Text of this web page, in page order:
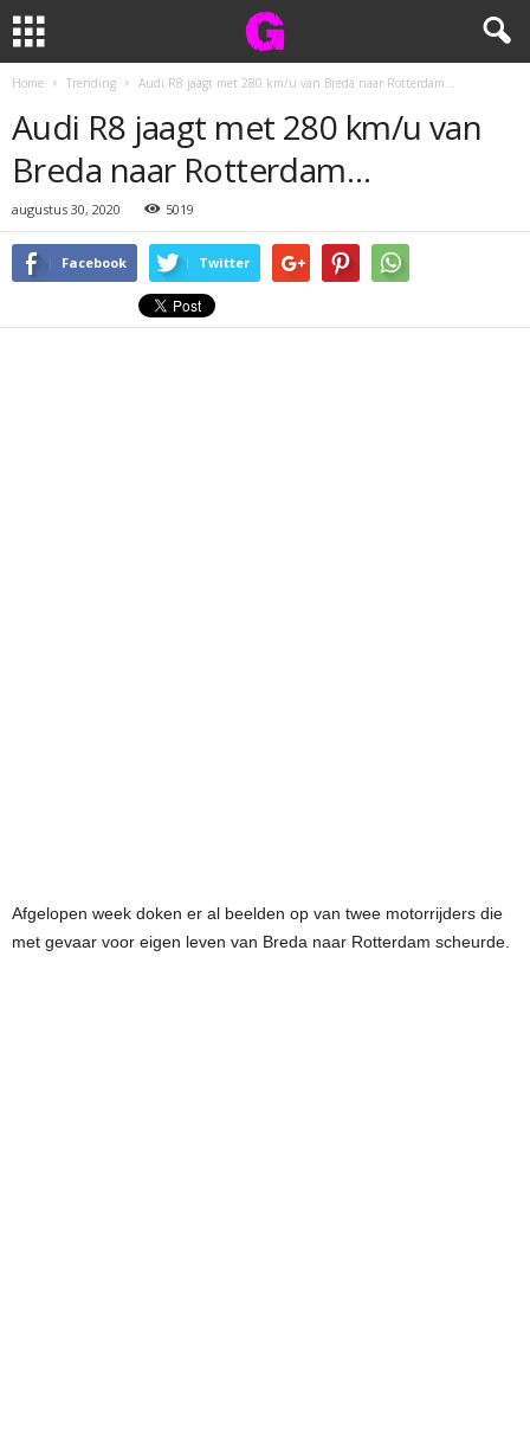
Home Trending Audi R8 jaagt met 280 km/u van Breda naar Rotterdam…
Audi R8 jaagt met 280 km/u van
Breda naar Rotterdam…
augustus 30, 2020 5019
Facebook Twitter
Afgelopen week doken er al beelden op van twee motorrijders die
met gevaar voor eigen leven van Breda naar Rotterdam scheurde.